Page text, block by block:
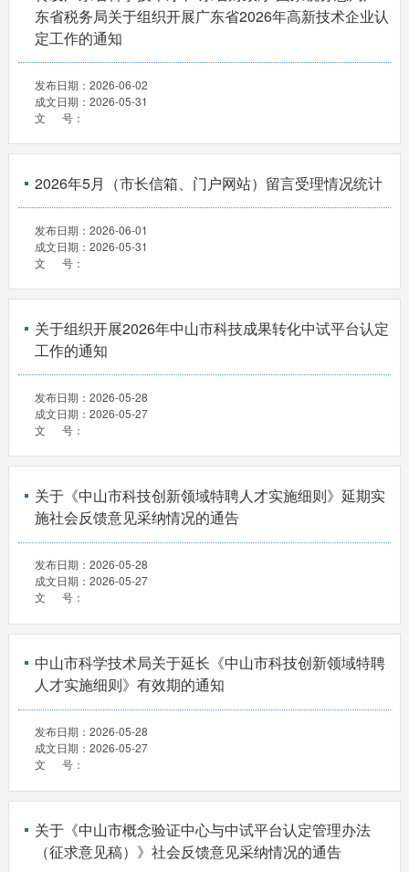
东省税务局关于组织开展广东省2026年高新技术企业认
定工作的通知
发布日期： 2026-06-02
成文日期： 2026-05-31
文 号：
2026年5月（市长信箱、门户网站）留言受理情况统计
发布日期： 2026-06-01
成文日期： 2026-05-31
文 号：
关于组织开展2026年中山市科技成果转化中试平台认定
工作的通知
发布日期： 2026-05-28
成文日期： 2026-05-27
文 号：
关于《中山市科技创新领域特聘人才实施细则》延期实
施社会反馈意见采纳情况的通告
发布日期： 2026-05-28
成文日期： 2026-05-27
文 号：
中山市科学技术局关于延长《中山市科技创新领域特聘
人才实施细则》有效期的通知
发布日期： 2026-05-28
成文日期： 2026-05-27
文 号：
关于《中山市概念验证中心与中试平台认定管理办法
（征求意见稿）》社会反馈意见采纳情况的通告